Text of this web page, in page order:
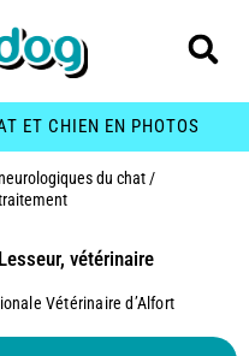
ET CHIEN EN PHOTOS
du chat /
vétérinaire
Vétérinaire d’Alfort